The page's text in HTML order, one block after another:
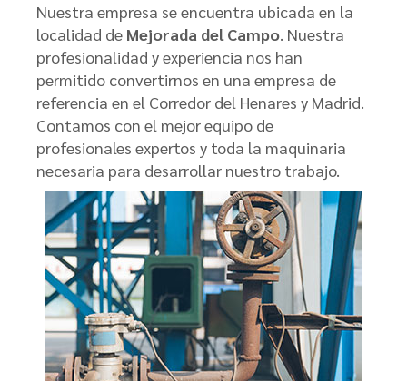
Nuestra empresa se encuentra ubicada en la
localidad de Mejorada del Campo. Nuestra
profesionalidad y experiencia nos han
permitido convertirnos en una empresa de
referencia en el Corredor del Henares y Madrid.
Contamos con el mejor equipo de
profesionales expertos y toda la maquinaria
necesaria para desarrollar nuestro trabajo.